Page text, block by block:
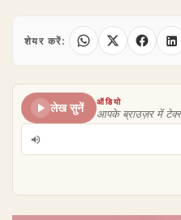
शेयर करें:
लेख सुनें
ऑडियो
आपके ब्राउज़र में